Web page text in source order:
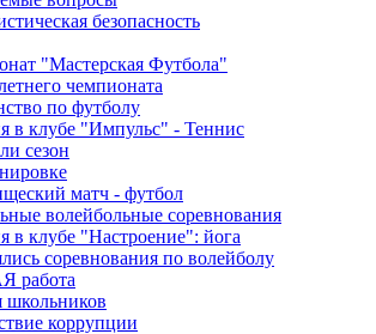
безопасность
"Мастерская Футбола"
чемпионата
по футболу
в клубе "Импульс" - Теннис
сезон
матч - футбол
волейбольные соревнования
в клубе "Настроение": йога
соревнования по волейболу
работа
школьников
коррупции